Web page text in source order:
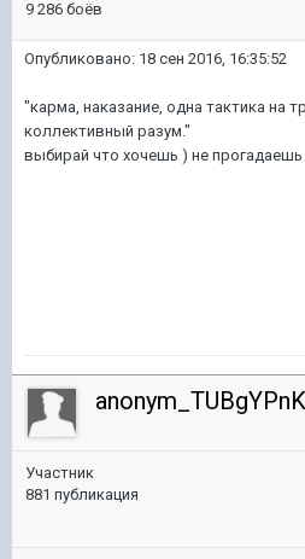
9 286 боёв
Опубликовано: 18 сен 2016, 16:35:52
"карма, наказание, одна тактика на
коллективный разум."
выбирай что хочешь ) не прогадаешь
Участник
881 публикация